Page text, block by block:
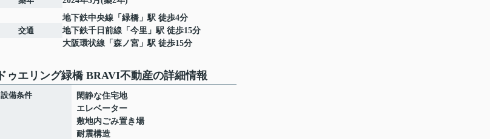
交通
地下鉄中央線 「 緑橋 」駅 徒歩4分
地下鉄千日前線 「 今里 」駅 徒歩15分
大阪環状線 「 森ノ宮 」駅 徒歩15分
ドゥエリング緑橋 BRAVI不動産の詳細情報
設備条件
閑静な住宅地
エレベーター
敷地内ごみ置き場
耐震構造